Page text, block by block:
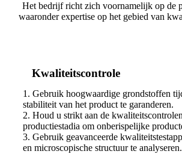
Het bedrijf richt zich voornamelijk op de
waaronder expertise op het gebied van
Kwaliteitscontrole
1. Gebruik hoogwaardige grondstoffen
stabiliteit van het product te garanderen.
2. Houd u strikt aan de
productiestadia om onberispelijke
3. Gebruik geavanceerde
en microscopische structuur te analyseren.